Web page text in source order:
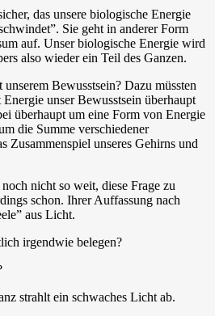
das unsere biologische Energie
Sie geht in anderer Form
auf. Unser biologische Energie wird
also wieder ein Teil des Ganzen.
Bewusstsein? Dazu müssten
unser Bewusstsein überhaupt
überhaupt um eine Form von Energie
die Summe verschiedener
Zusammenspiel unseres Gehirns und
nicht so weit, diese Frage zu
schon. Ihrer Auffassung nach
aus Licht.
irgendwie belegen?
strahlt ein schwaches Licht ab.